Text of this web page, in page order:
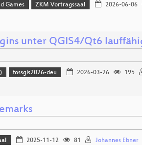
Games ZKM Vortragssaal 2026-06-06
unter QGIS4/Qt6
fossgis2026-deu 2026-03-26 195
2025-11-12 81 Johannes Ebner